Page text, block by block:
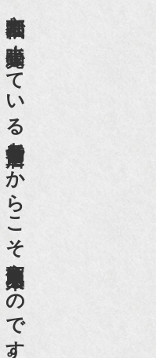
京都祇園で小売販売している
老舗骨董店だからこそ高価買取出来るのです。